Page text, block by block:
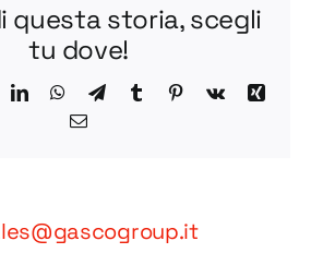
questa storia, scegli
tu dove!
LinkedInWhatsApp
TelegramTumblr Pinterest
Vk
Xing
Email